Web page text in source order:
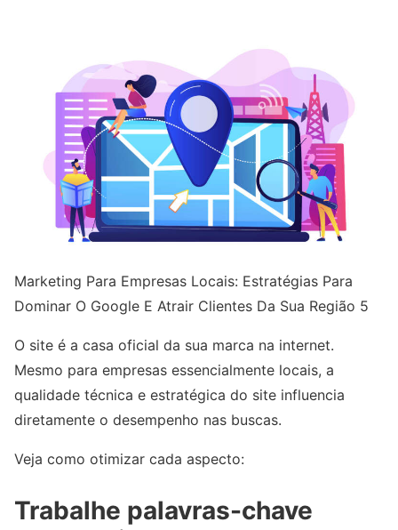
Marketing Para Empresas Locais: Estratégias Para
Dominar O Google E Atrair Clientes Da Sua Região 5
O site é a casa oficial da sua marca na internet.
Mesmo para empresas essencialmente locais, a
qualidade técnica e estratégica do site influencia
diretamente o desempenho nas buscas.
Veja como otimizar cada aspecto:
Trabalhe palavras-chave